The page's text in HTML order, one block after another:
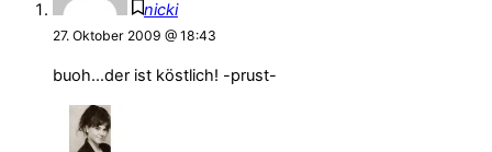
nicki
27. Oktober 2009 @ 18:43
buoh…der ist köstlich! -prust-